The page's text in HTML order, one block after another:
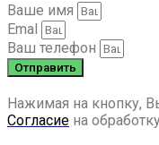
Ваше имя
Emal
Ваш телефон
Отправить
Нажимая на кнопку,
Согласие на